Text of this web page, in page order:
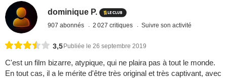
dominique P.
907 abonnés 2 027 critiques Suivre son activité
3,5Publiée le 26 septembre 2019
C'est un film bizarre, atypique, qui ne plaira pas à tout le monde.
En tout cas, il a le mérite d'être très original et très captivant, avec